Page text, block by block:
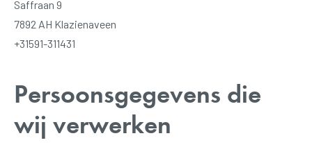
Saffraan 9
7892 AH Klazienaveen
+31591-311431
Persoonsgegevens die
wij verwerken